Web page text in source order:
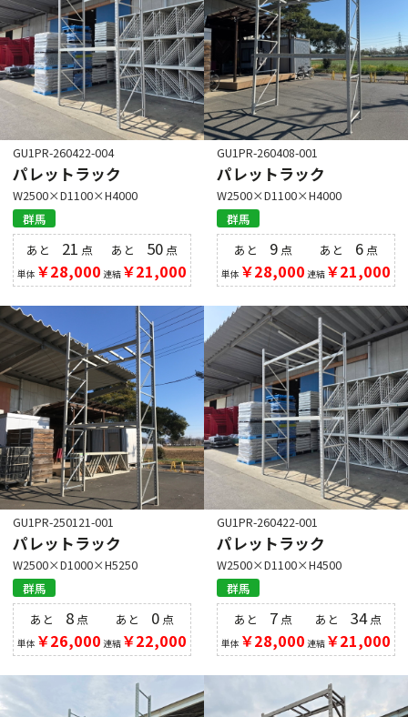
GU1PR-260422-004
パレットラック
W2500×D1100×H4000
群馬
あと 21 点
単体 ￥28,000
あと 50 点
連結￥21,000
GU1PR-260408-001
パレットラック
W2500×D1100×H4000
群馬
あと 9 点
単体 ￥28,000
あと 6点
連結￥21,000
GU1PR-250121-001
パレットラック
W2500×D1000×H5250
群馬
あと 8 点
単体 ￥26,000
あと 0点
連結￥22,000
GU1PR-260422-001
パレットラック
W2500×D1100×H4500
群馬
あと 7 点
単体 ￥28,000
あと34点
連結￥21,000